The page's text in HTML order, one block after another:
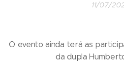
11/07/
O evento ainda terá as
da dupla